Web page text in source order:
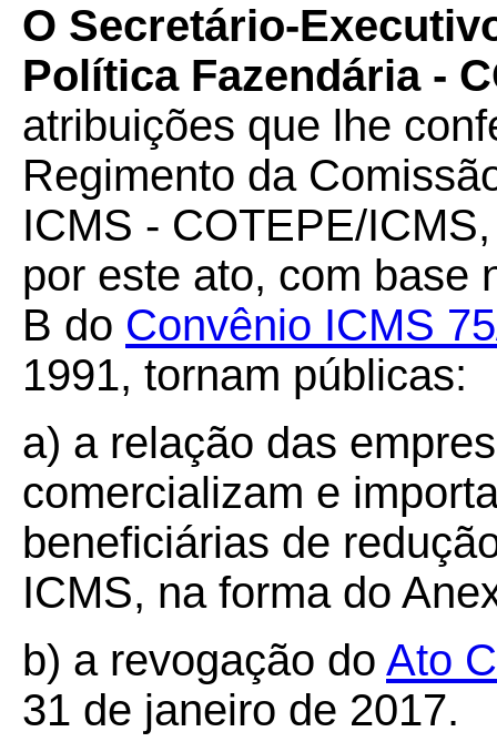
O Secretário-
Política Fazendária -
atribuições que lhe
Regimento da
ICMS - COTEPE/
por este ato, com base
B do Convênio ICMS
1991, tornam públicas:
a) a relação das
comercializam e
beneficiárias de
ICMS, na forma do
b) a revogação do Ato
31 de janeiro de 2017.